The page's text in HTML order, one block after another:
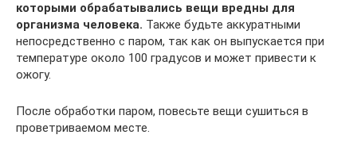
которыми обрабатывались вещи вредны для
организма человека. Также будьте аккуратными
непосредственно с паром, так как он выпускается при
температуре около 100 градусов и может привести к
ожогу.
После обработки паром, повесьте вещи сушиться в
проветриваемом месте.